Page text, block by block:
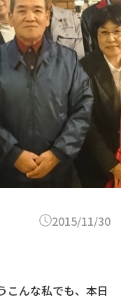
2015/11/30
こんな私でも、本日